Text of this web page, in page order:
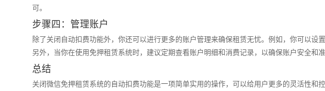
可。
步骤四：管理账户
除了关闭自动扣费功能外，你还可以进行更多的账户管理来确保租赁无忧。例如，你可以
另外，当你在使用免押租赁系统时，建议定期查看账户明细和消费记录，以确保账户安全和
总结
关闭微信免押租赁系统的自动扣费功能是一项简单实用的操作，可以给用户更多的灵活性